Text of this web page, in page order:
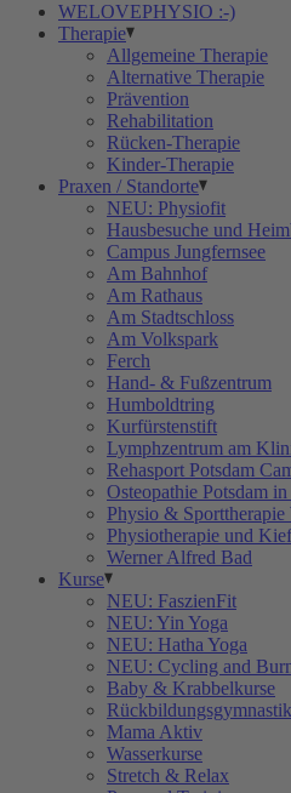
WELOVEPHYSIO :-)
Therapie
Allgemeine Therapie
Alternative Therapie
Prävention
Rehabilitation
Rücken-Therapie
Kinder-Therapie
Praxen / Standorte
NEU: Physiofit
Hausbesuche und
Campus Jungfernsee
Am Bahnhof
Am Rathaus
Am Stadtschloss
Am Volkspark
Ferch
Hand- & Fußzentrum
Humboldtring
Kurfürstenstift
Lymphzentrum am
Rehasport Potsdam
Osteopathie Potsdam
Physio & Sporttherapie
Physiotherapie und
Werner Alfred Bad
Kurse
NEU: FaszienFit
NEU: Yin Yoga
NEU: Hatha Yoga
NEU: Cycling and
Baby & Krabbelkurse
Rückbildungsgymnastik
Mama Aktiv
Wasserkurse
Stretch & Relax